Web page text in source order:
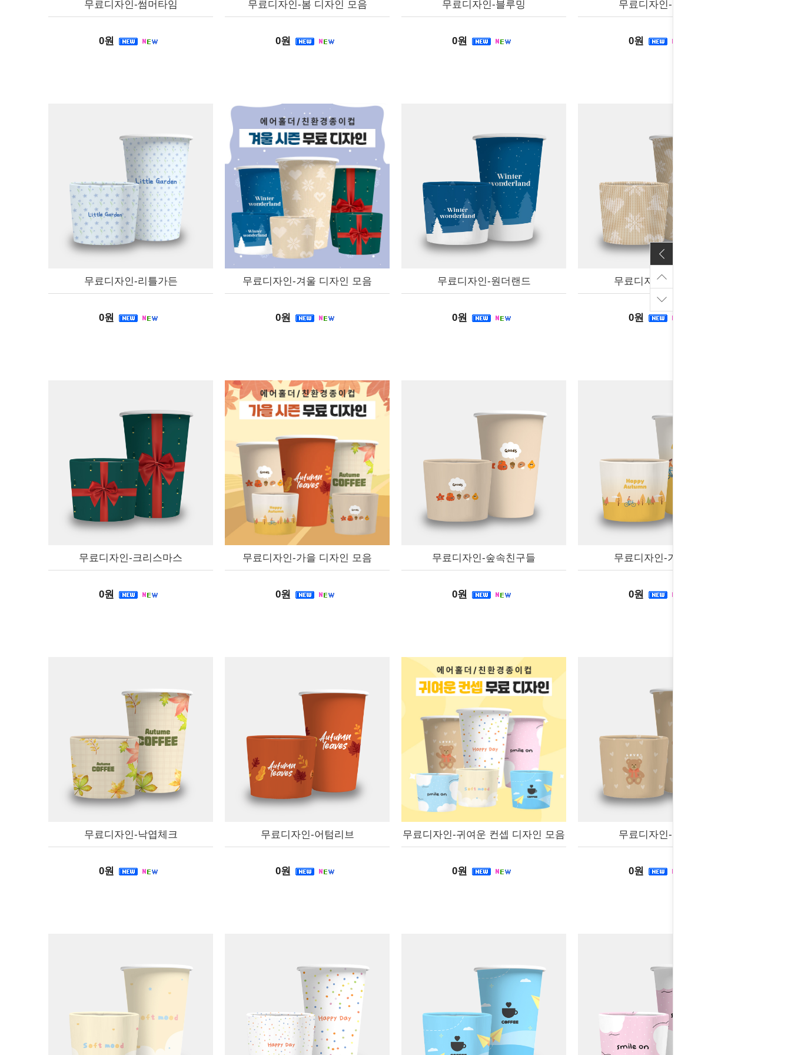
무료디자인-썸머타임
0원
무료디자인-봄 디자인 모음
0원
무료디자인-블루밍
0원
무료디자인-브리즈
0원
무료디자인-리틀가든
0원
무료디자인-겨울 디자인 모음
0원
무료디자인-원더랜드
0원
무료디자인-겨울니트
0원
무료디자인-크리스마스
0원
무료디자인-가을 디자인 모음
0원
무료디자인-숲속친구들
0원
무료디자인-가을공원
0원
무료디자인-낙엽체크
0원
무료디자인-어텀리브
0원
무료디자인-귀여운 컨셉 디자인 모음
0원
무료디자인-곰돌이
0원